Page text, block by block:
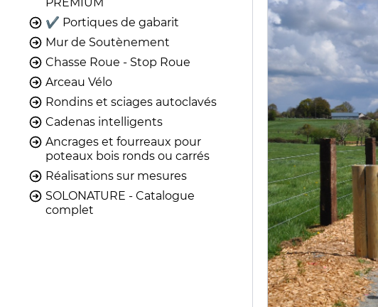
✔️ Portiques de gabarit
Mur de Soutènement
Chasse Roue - Stop Roue
Arceau Vélo
Rondins et sciages autoclavés
Cadenas intelligents
Ancrages et fourreaux pour
poteaux bois ronds ou carrés
Réalisations sur mesures
SOLONATURE - Catalogue
complet